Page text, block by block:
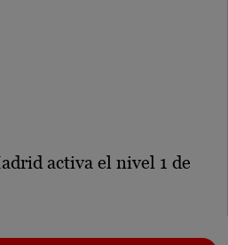
activa el nivel 1 de